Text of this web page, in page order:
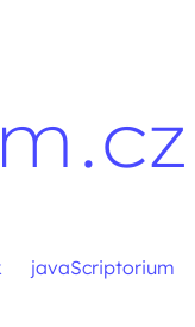
javaScriptorium